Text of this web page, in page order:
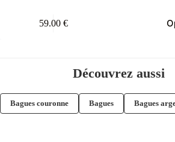
59.00 €
Découvrez aussi
Bagues couronne Bagues Bagues